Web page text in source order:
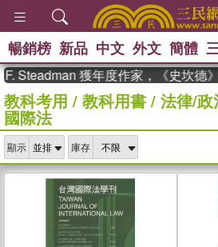
熱搜： 東野
、
史是一群喵
登輝時代 、
偉大的迷走
暢銷榜 新品 中文 外文 簡體
獲年度作家，《史坎德》系列
教科考用 / 教科用書/ 法律/
國際法
顯示 庫存